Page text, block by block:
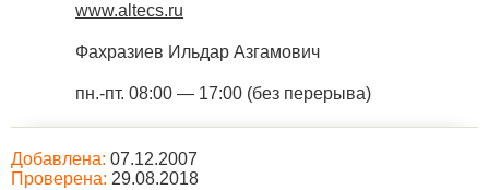
www.altecs.ru
Фахразиев Ильдар Азгамович
пн.-пт. 08:00 — 17:00 (без перерыва)
Добавлена: 07.12.2007
Проверена: 29.08.2018